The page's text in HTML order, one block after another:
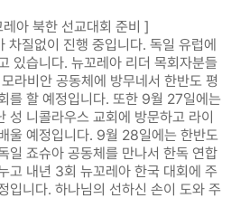
아 북한 선교대회 준비 ]
차질없이 진행 중입니다. 독일 유럽에
있습니다. 뉴꼬레아 리더 목회자분들
라비안 공동체에 방무네서 한반도 평
를 할 예정입니다. 또한 9월 27일에는
성 니콜라우스 교회에 방문하고 라이
울 예정입니다. 9월 28일에는 한반도
일 죠슈아 공동체를 만나서 한독 연합
고 내년 3회 뉴꼬레아 한국 대회에 주
입니다. 하나님의 선하신 손이 도와 주